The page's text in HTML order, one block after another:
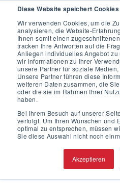
Diese Website speichert Cookies
Wir verwenden Cookies, um die
analysieren, die Website-
Ihnen somit einen
tracken Ihre Antworten auf die
Anliegen individuelles Angebot
wir Informationen zu Ihrer
unsere Partner für soziale
Unsere Partner führen diese
weiteren Daten zusammen, die
oder die sie im Rahmen Ihrer
haben.
Bei Ihrem Besuch auf unserer
verfolgt. Um Ihren Wünschen und
optimal zu entsprechen, müssen
Sie diese Auswahl nicht noch
Akzeptieren
-
eien